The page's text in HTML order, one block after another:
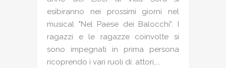
esibiranno nei prossimi giorni nel
musical "Nel Paese dei Balocchi". I
ragazzi e le ragazze coinvolte si
sono impegnati in prima persona
ricoprendo i vari ruoli di: attori,...